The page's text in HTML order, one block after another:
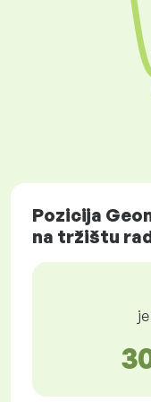
Pozicija
na tržištu